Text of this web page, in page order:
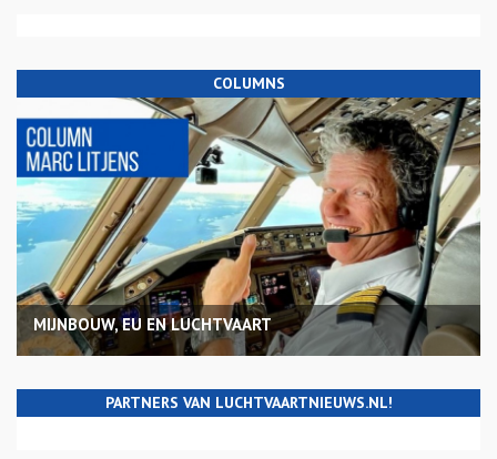
COLUMNS
MIJNBOUW, EU EN LUCHTVAART
PARTNERS VAN LUCHTVAARTNIEUWS.NL!